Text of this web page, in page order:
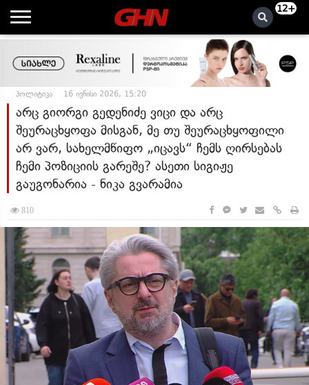
12+
პოლიტიკა 16 ივნისი 2026, 15:20
არც გიორგი გედენიძე ვიცი და არც
შეურაცხყოფა მისგან, მე თუ შეურაცხყოფილი
არ ვარ, სახელმწიფო „იცავს“ ჩემს ღირსებას
ჩემი პოზიციის გარეშე? ასეთი სიგიჟე
გაუგონარია - ნიკა გვარამია
810